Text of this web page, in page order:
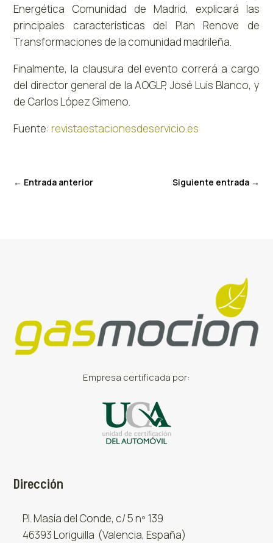
Energética Comunidad de Madrid, explicará las
principales características del Plan Renove de
Transformaciones de la comunidad madrileña.
Finalmente, la clausura del evento correrá a cargo
del director general de la AOGLP, José Luis Blanco, y
de Carlos López Gimeno.
Fuente:revistaestacionesdeservicio.es
← Entrada anterior Siguiente entrada→
Empresa certificada por:
Dirección
P.I. Masía del Conde, c/ 5 nº 139
46393 Loriguilla (Valencia, España)